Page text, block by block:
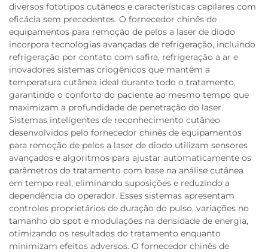
diversos fototipos cutâneos e características capilares com
eficácia sem precedentes. O fornecedor chinês de
equipamentos para remoção de pelos a laser de diodo
incorpora tecnologias avançadas de refrigeração, incluindo
refrigeração por contato com safira, refrigeração a ar e
inovadores sistemas criogênicos que mantêm a
temperatura cutânea ideal durante todo o tratamento,
garantindo o conforto do paciente ao mesmo tempo que
maximizam a profundidade de penetração do laser.
Sistemas inteligentes de reconhecimento cutâneo
desenvolvidos pelo fornecedor chinês de equipamentos
para remoção de pelos a laser de diodo utilizam sensores
avançados e algoritmos para ajustar automaticamente os
parâmetros do tratamento com base na análise cutânea
em tempo real, eliminando suposições e reduzindo a
dependência do operador. Esses sistemas apresentam
controles proprietários de duração do pulso, variações no
tamanho do spot e modulações na densidade de energia,
otimizando os resultados do tratamento enquanto
minimizam efeitos adversos. O fornecedor chinês de